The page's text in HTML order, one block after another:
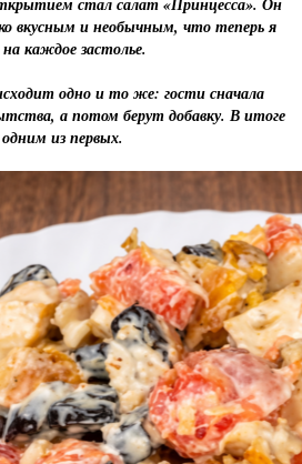
стал салат «Принцесса». Он
вкусным и необычным, что теперь я
каждое застолье.
одно и то же: гости сначала
а потом берут добавку. В итоге
из первых.